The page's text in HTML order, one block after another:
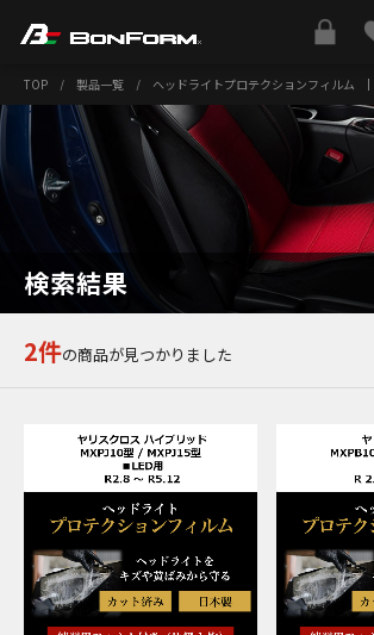
TOP / 製品一覧 / ヘッドライトプロテクションフィルム |
検索結果
2件の商品が見つかりました